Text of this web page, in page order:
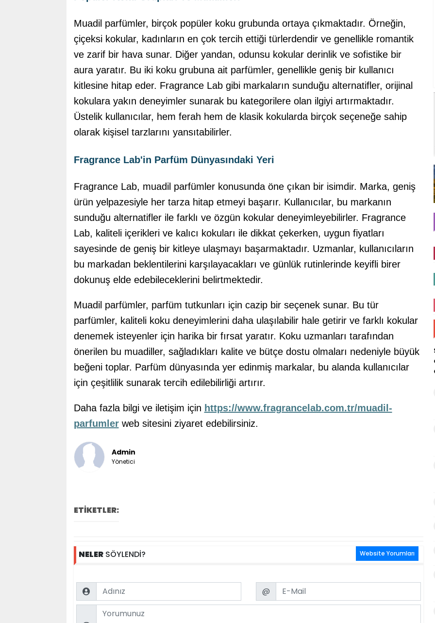
Muadil parfümler, birçok popüler koku grubunda ortaya çıkmaktadır. Örneğin,
çiçeksi kokular, kadınların en çok tercih ettiği türlerdendir ve genellikle romantik
ve zarif bir hava sunar. Diğer yandan, odunsu kokular derinlik ve sofistike bir
aura yaratır. Bu iki koku grubuna ait parfümler, genellikle geniş bir kullanıcı
kitlesine hitap eder. Fragrance Lab gibi markaların sunduğu alternatifler, orijinal
kokulara yakın deneyimler sunarak bu kategorilere olan ilgiyi artırmaktadır.
Üstelik kullanıcılar, hem ferah hem de klasik kokularda birçok seçeneğe sahip
olarak kişisel tarzlarını yansıtabilirler.
Fragrance Lab'in Parfüm Dünyasındaki Yeri
Fragrance Lab, muadil parfümler konusunda öne çıkan bir isimdir. Marka, geniş
ürün yelpazesiyle her tarza hitap etmeyi başarır. Kullanıcılar, bu markanın
sunduğu alternatifler ile farklı ve özgün kokular deneyimleyebilirler. Fragrance
Lab, kaliteli içerikleri ve kalıcı kokuları ile dikkat çekerken, uygun fiyatları
sayesinde de geniş bir kitleye ulaşmayı başarmaktadır. Uzmanlar, kullanıcıların
bu markadan beklentilerini karşılayacakları ve günlük rutinlerinde keyifli birer
dokunuş elde edebileceklerini belirtmektedir.
Muadil parfümler, parfüm tutkunları için cazip bir seçenek sunar. Bu tür
parfümler, kaliteli koku deneyimlerini daha ulaşılabilir hale getirir ve farklı kokular
denemek isteyenler için harika bir fırsat yaratır. Koku uzmanları tarafından
önerilen bu muadiller, sağladıkları kalite ve bütçe dostu olmaları nedeniyle büyük
beğeni toplar. Parfüm dünyasında yer edinmiş markalar, bu alanda kullanıcılar
için çeşitlilik sunarak tercih edilebilirliği artırır.
Daha fazla bilgi ve iletişim için https://www.fragrancelab.com.tr/muadil-
parfumlerweb sitesini ziyaret edebilirsiniz.
Admin
Yönetici
ETİKETLER:
NELERSÖYLENDİ? Website Yorumları
Name Email
@
Comment